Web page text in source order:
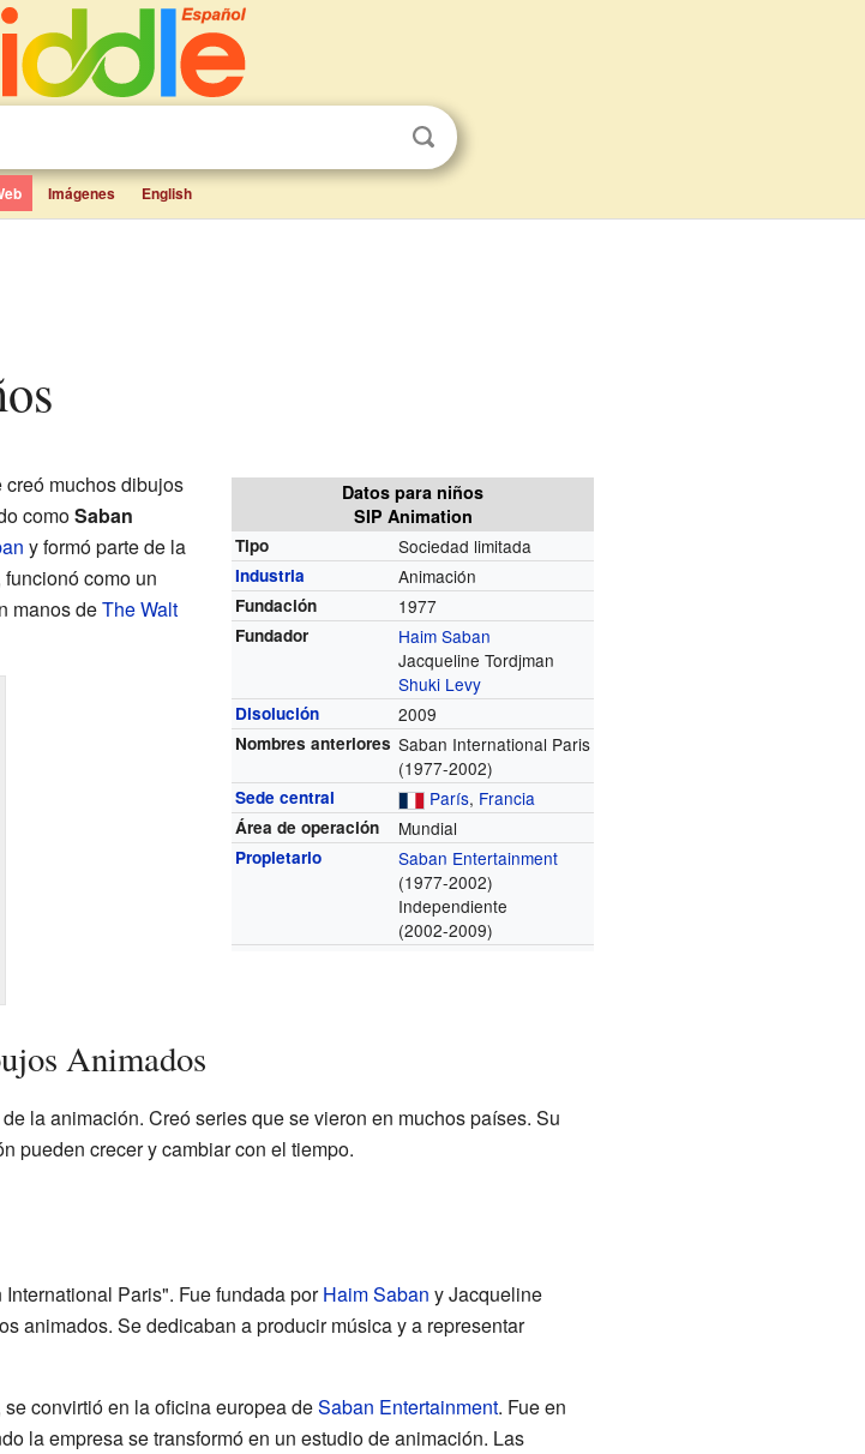
Imágenes English
Datos para niños
SIP Animation
Tipo Sociedad limitada
Industria Animación
Fundación 1977
Fundador
Haim Saban
Jacqueline Tordjman
Shuki Levy
Disolución 2009
Nombres anteriores Saban International Paris
(1977-2002)
Sede central París, Francia
Área de operación Mundial
Propietario
Saban Entertainment
(1977-2002)
Independiente
(2002-2009)
creó muchos dibujos
comoSaban
y formó parte de la
como un
manos deThe Walt
Animados
la animación. Creó series que se vieron en muchos países. Su
pueden crecer y cambiar con el tiempo.
Paris". Fue fundada porHaim Saban y Jacqueline
animados. Se dedicaban a producir música y a representar
se convirtió en la oficina europea deSaban Entertainment. Fue en
la empresa se transformó en un estudio de animación. Las